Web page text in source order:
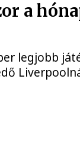
a
legjobb